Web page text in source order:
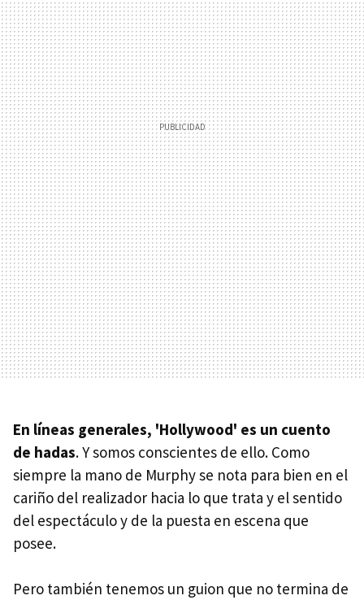
En líneas generales, 'Hollywood' es un cuento
de hadas. Y somos conscientes de ello. Como
siempre la mano de Murphy se nota para bien en el
cariño del realizador hacia lo que trata y el sentido
del espectáculo y de la puesta en escena que
posee.
Pero también tenemos un guion que no termina de